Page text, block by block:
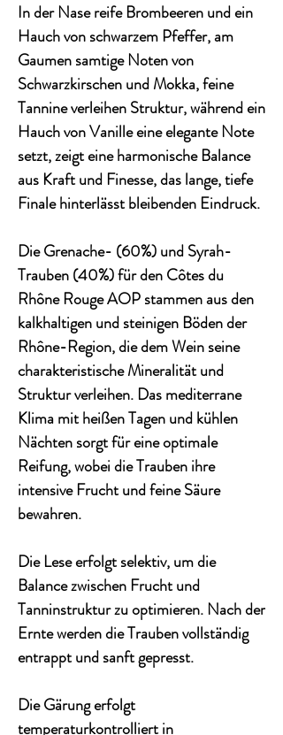
In der Nase reife Brombeeren und ein
Hauch von schwarzem Pfeffer, am
Gaumen samtige Noten von
Schwarzkirschen und Mokka, feine
Tannine verleihen Struktur, während ein
Hauch von Vanille eine elegante Note
setzt, zeigt eine harmonische Balance
aus Kraft und Finesse, das lange, tiefe
Finale hinterlässt bleibenden Eindruck.
Die Grenache- (60%) und Syrah-
Trauben (40%) für den Côtes du
Rhône Rouge AOP stammen aus den
kalkhaltigen und steinigen Böden der
Rhône-Region, die dem Wein seine
charakteristische Mineralität und
Struktur verleihen. Das mediterrane
Klima mit heißen Tagen und kühlen
Nächten sorgt für eine optimale
Reifung, wobei die Trauben ihre
intensive Frucht und feine Säure
bewahren.
Die Lese erfolgt selektiv, um die
Balance zwischen Frucht und
Tanninstruktur zu optimieren. Nach der
Ernte werden die Trauben vollständig
entrappt und sanft gepresst.
Die Gärung erfolgt
temperaturkontrolliert in